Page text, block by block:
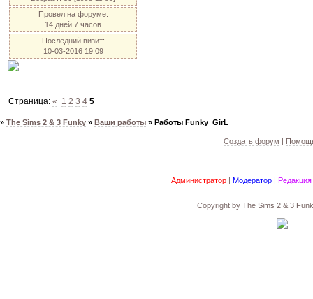
Провел на форуме:
14 дней 7 часов
Последний визит:
10-03-2016 19:09
Страница:« 1 2 3 4 5
» The Sims 2 & 3 Funky » Ваши работы » Работы Funky_GirL
Создать форум |
Администратор | Модератор | Редакция
Copyright by The Sims 2 & 3